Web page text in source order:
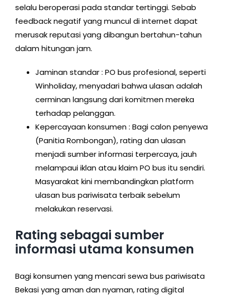
selalu beroperasi pada standar tertinggi. Sebab
feedback negatif yang muncul di internet dapat
merusak reputasi yang dibangun bertahun-tahun
dalam hitungan jam.
Jaminan standar : PO bus profesional, seperti
Winholiday, menyadari bahwa ulasan adalah
cerminan langsung dari komitmen mereka
terhadap pelanggan.
Kepercayaan konsumen : Bagi calon penyewa
(Panitia Rombongan), rating dan ulasan
menjadi sumber informasi terpercaya, jauh
melampaui iklan atau klaim PO bus itu sendiri.
Masyarakat kini membandingkan platform
ulasan bus pariwisata terbaik sebelum
melakukan reservasi.
Rating sebagai sumber
informasi utama konsumen
Bagi konsumen yang mencari sewa bus pariwisata
Bekasi yang aman dan nyaman, rating digital